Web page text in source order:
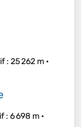
: 25 262 m •
: 6 698 m •